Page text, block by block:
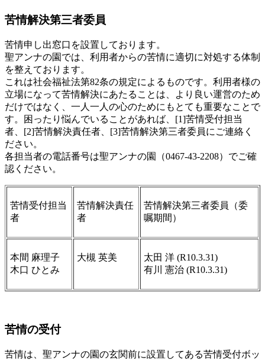
苦情解決第三者委員
苦情申し出窓口を設置しております。
聖アンナの園では、利用者からの苦情に適切に対処する体制
を整えております。
これは社会福祉法第82条の規定によるものです。利用者様の
立場になって苦情解決にあたることは、より良い運営のため
だけではなく、一人一人の心のためにもとても重要なことで
す。困ったり悩んでいることがあれば、[1]苦情受付担当
者、[2]苦情解決責任者、[3]苦情解決第三者委員にご連絡く
ださい。
各担当者の電話番号は聖アンナの園（0467-43-2208）でご確
認ください。
苦情受付担当
者
苦情解決責任
者
苦情解決第三者委員（委
嘱期間）
本間 麻理子
木口 ひとみ
大槻 英美
太田 洋 (R10.3.31)
有川 憲治 (R10.3.31)
苦情の受付
苦情は、聖アンナの園の玄関前に設置してある苦情受付ボッ